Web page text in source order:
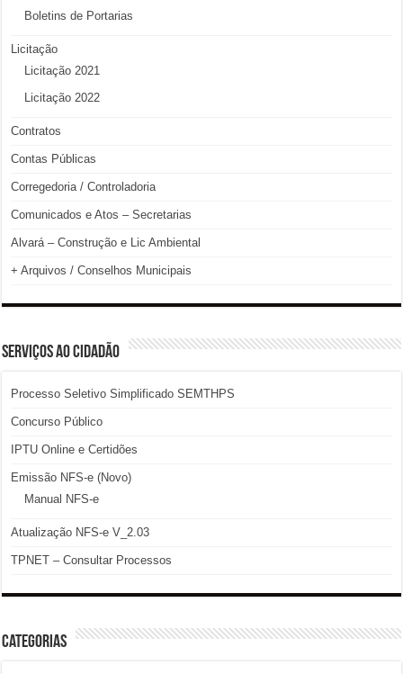
Boletins de Portarias
Licitação
Licitação 2021
Licitação 2022
Contratos
Contas Públicas
Corregedoria / Controladoria
Comunicados e Atos – Secretarias
Alvará – Construção e Lic Ambiental
+ Arquivos / Conselhos Municipais
SERVIÇOS AO CIDADÃO
Processo Seletivo Simplificado SEMTHPS
Concurso Público
IPTU Online e Certidões
Emissão NFS-e (Novo)
Manual NFS-e
Atualização NFS-e V_2.03
TPNET – Consultar Processos
Categorias